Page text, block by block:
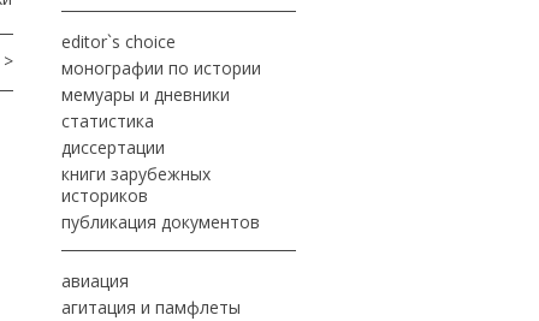
editor`s choice
монографии по истории
мемуары и дневники
статистика
диссертации
книги зарубежных
историков
публикация документов
авиация
агитация и памфлеты